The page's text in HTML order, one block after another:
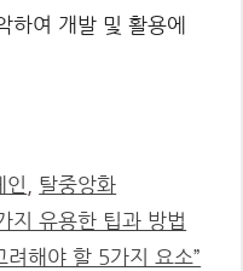
하여 개발 및 활용에
인
탈중앙화
지 유용한 팁과 방법
려해야 할 5가지 요소”